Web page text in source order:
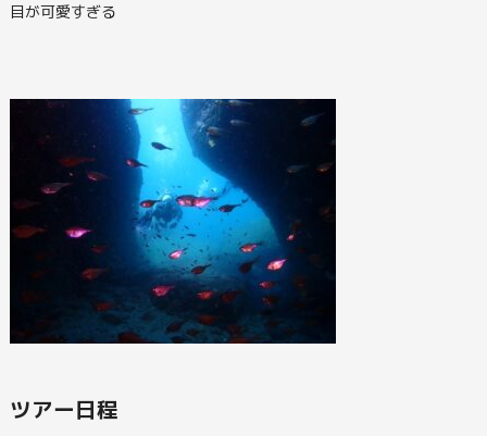
目が可愛すぎる
ツアー日程